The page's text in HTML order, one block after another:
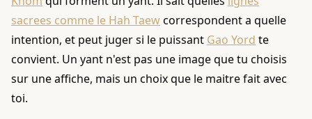
sacrees comme le Hah Taewcorrespondent a quelle
intention, et peut juger si le puissant Gao Yord te
convient. Un yant n'est pas une image que tu choisis
sur une affiche, mais un choix que le maitre fait avec
toi.